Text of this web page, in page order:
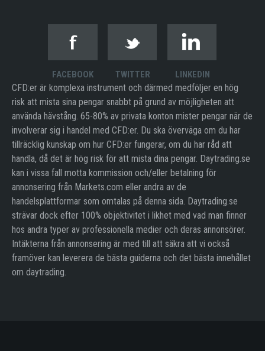
FACEBOOK TWITTER LINKEDIN
CFD:er är komplexa instrument och därmed medföljer en hög
risk att mista sina pengar snabbt på grund av möjligheten att
använda hävstång. 65-80% av privata konton mister pengar när de
involverar sig i handel med CFD:er. Du ska överväga om du har
tillräcklig kunskap om hur CFD:er fungerar, om du har råd att
handla, då det är hög risk för att mista dina pengar. Daytrading.se
kan i vissa fall motta kommission och/eller betalning för
annonsering från Markets.com eller andra av de
handelsplattformar som omtalas på denna sida. Daytrading.se
strävar dock efter 100% objektivitet i likhet med vad man finner
hos andra typer av professionella medier och deras annonsörer.
Intäkterna från annonsering är med till att säkra att vi också
framöver kan leverera de bästa guiderna och det bästa innehållet
om daytrading.